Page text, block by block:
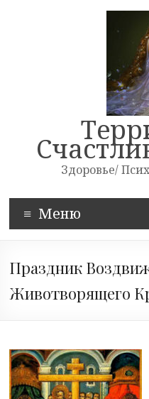
Здоровье/
Меню
Праздник
Животворящего